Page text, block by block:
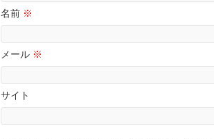
名前 ※
メール ※
サイト